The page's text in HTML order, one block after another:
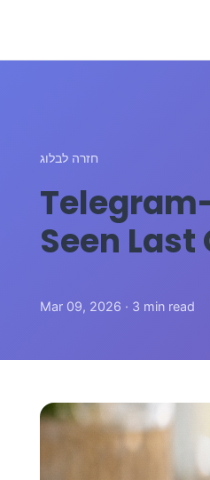
חזרה לבלוג
מה אפשר להבין על WhatsApp ו-Telegram
Mar 09, 2026 · 3 min read